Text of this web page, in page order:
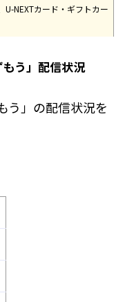
U-NEXTカード・ギフトカー
う」配信状況
う」の配信状況を